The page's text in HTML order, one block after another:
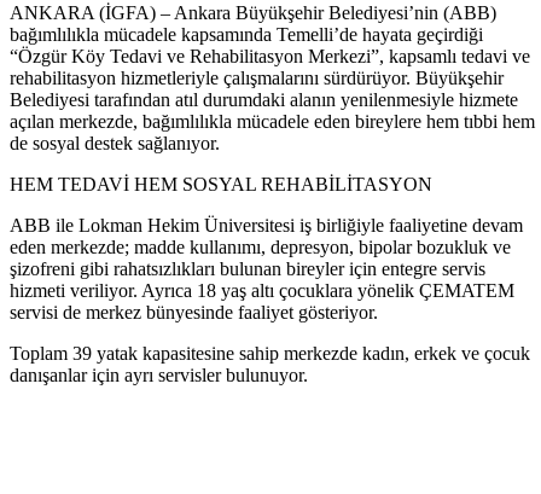
ANKARA (İGFA) – Ankara Büyükşehir Belediyesi’nin (ABB)
bağımlılıkla mücadele kapsamında Temelli’de hayata geçirdiği
“Özgür Köy Tedavi ve Rehabilitasyon Merkezi”, kapsamlı tedavi ve
rehabilitasyon hizmetleriyle çalışmalarını sürdürüyor. Büyükşehir
Belediyesi tarafından atıl durumdaki alanın yenilenmesiyle hizmete
açılan merkezde, bağımlılıkla mücadele eden bireylere hem tıbbi hem
de sosyal destek sağlanıyor.
HEM TEDAVİ HEM SOSYAL REHABİLİTASYON
ABB ile Lokman Hekim Üniversitesi iş birliğiyle faaliyetine devam
eden merkezde; madde kullanımı, depresyon, bipolar bozukluk ve
şizofreni gibi rahatsızlıkları bulunan bireyler için entegre servis
hizmeti veriliyor. Ayrıca 18 yaş altı çocuklara yönelik ÇEMATEM
servisi de merkez bünyesinde faaliyet gösteriyor.
Toplam 39 yatak kapasitesine sahip merkezde kadın, erkek ve çocuk
danışanlar için ayrı servisler bulunuyor.